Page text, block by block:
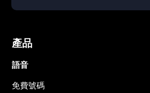
產品
語音
免費號碼